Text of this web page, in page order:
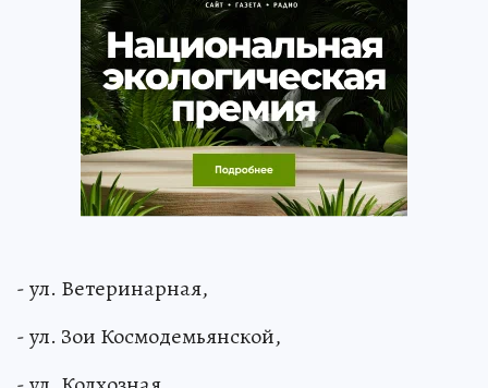
- ул. Ветеринарная,
- ул. Зои Космодемьянской,